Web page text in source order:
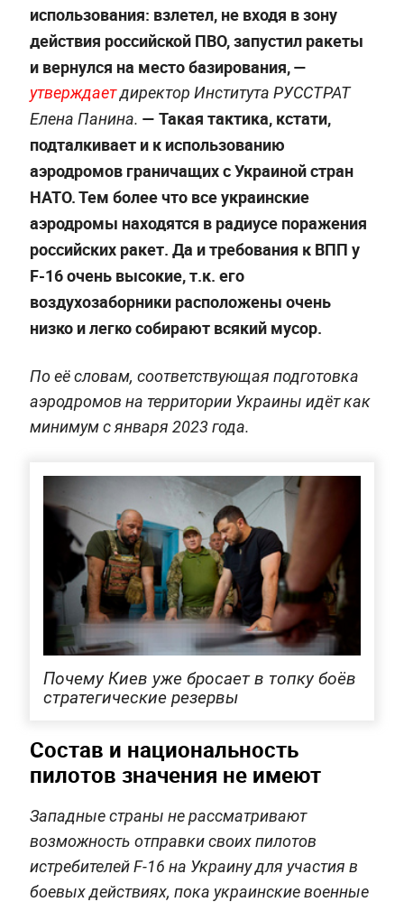
использования: взлетел, не входя в зону
действия российской ПВО, запустил ракеты
и вернулся на место базирования,—
утверждаетдиректор Института РУССТРАТ
Елена Панина. — Такая тактика, кстати,
подталкивает и к использованию
аэродромов граничащих с Украиной стран
НАТО. Тем более что все украинские
аэродромы находятся в радиусе поражения
российских ракет. Да и требования к ВПП у
F-16 очень высокие, т.к. его
воздухозаборники расположены очень
низко и легко собирают всякий мусор.
По её словам, соответствующая подготовка
аэродромов на территории Украины идёт как
минимум с января 2023 года.
Почему Киев уже бросает в топку боёв
стратегические резервы
Состав и национальность
пилотов значения не имеют
Западные страны не рассматривают
возможность отправки своих пилотов
истребителей F-16 на Украину для участия в
боевых действиях, пока украинские военные